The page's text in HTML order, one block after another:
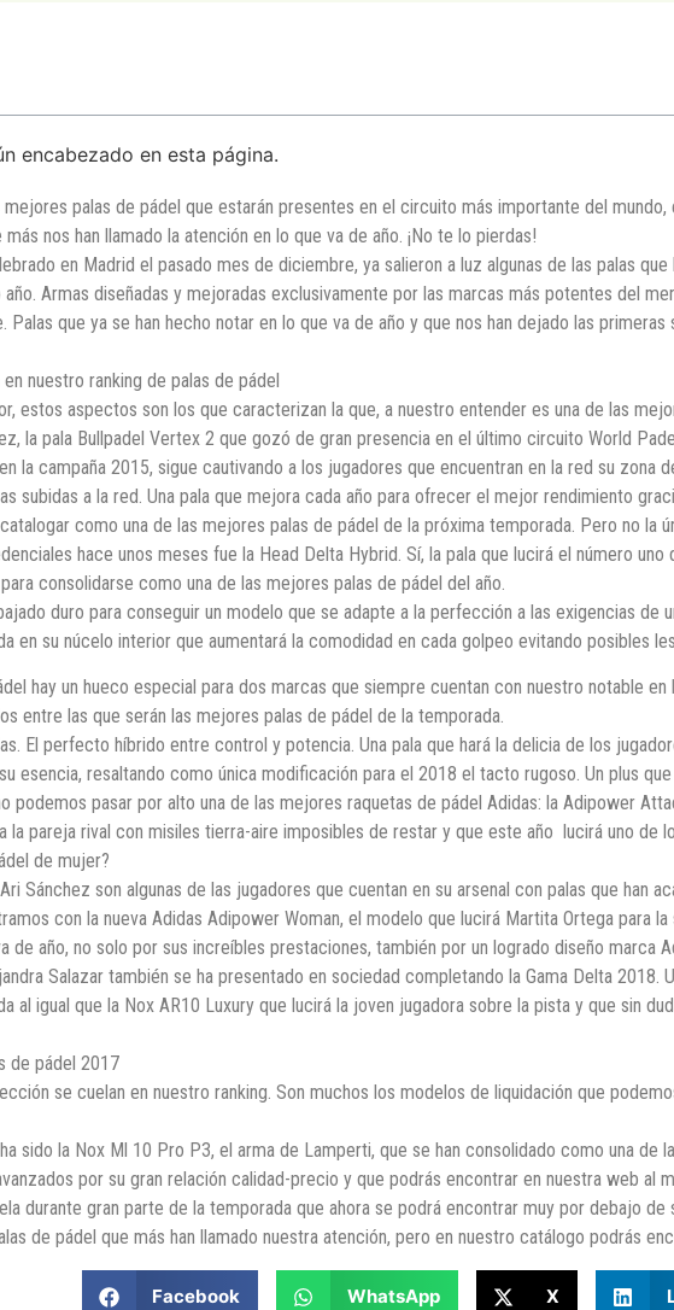
encabezado en esta página.
mejores palas de pádel que estarán presentes en el circuito más importante del
nos han llamado la atención en lo que va de año. ¡No te lo pierdas!
en Madrid el pasado mes de diciembre, ya salieron a luz algunas de las palas
Armas diseñadas y mejoradas exclusivamente por las marcas más potentes del
que ya se han hecho notar en lo que va de año y que nos han dejado las primeras
nuestro ranking de palas de pádel
estos aspectos son los que caracterizan la que, a nuestro entender es una de las
la pala Bullpadel Vertex 2 que gozó de gran presencia en el último circuito World
la campaña 2015, sigue cautivando a los jugadores que encuentran en la red su zona
subidas a la red. Una pala que mejora cada año para ofrecer el mejor rendimiento
como una de las mejores palas de pádel de la próxima temporada. Pero no la
hace unos meses fue la Head Delta Hybrid. Sí, la pala que lucirá el número
consolidarse como una de las mejores palas de pádel del año.
duro para conseguir un modelo que se adapte a la perfección a las exigencias
en su núcelo interior que aumentará la comodidad en cada golpeo evitando posibles
hay un hueco especial para dos marcas que siempre cuentan con nuestro notable
entre las que serán las mejores palas de pádel de la temporada.
El perfecto híbrido entre control y potencia. Una pala que hará la delicia de los
esencia, resaltando como única modificación para el 2018 el tacto rugoso. Un plus
podemos pasar por alto una de las mejores raquetas de pádel Adidas: la Adipower
la pareja rival con misiles tierra-aire imposibles de restar y que este año lucirá uno de
de mujer?
Sánchez son algunas de las jugadores que cuentan en su arsenal con palas que han
con la nueva Adidas Adipower Woman, el modelo que lucirá Martita Ortega para
de año, no solo por sus increíbles prestaciones, también por un logrado diseño marca
Salazar también se ha presentado en sociedad completando la Gama Delta
al igual que la Nox AR10 Luxury que lucirá la joven jugadora sobre la pista y que sin
de pádel 2017
se cuelan en nuestro ranking. Son muchos los modelos de liquidación que
sido la Nox Ml 10 Pro P3, el arma de Lamperti, que se han consolidado como una de
por su gran relación calidad-precio y que podrás encontrar en nuestra web al
durante gran parte de la temporada que ahora se podrá encontrar muy por debajo de
de pádel que más han llamado nuestra atención, pero en nuestro catálogo podrás
Facebook WhatsApp X